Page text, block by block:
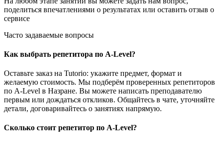
поделиться впечатлениями о результатах или оставить отзыв о
сервисе
Часто задаваемые вопросы
Как выбрать репетитора по A-Level?
Оставьте заказ на Tutorio: укажите предмет, формат и
желаемую стоимость. Мы подберём проверенных репетиторов
по A-Level в Назране. Вы можете написать преподавателю
первым или дождаться откликов. Общайтесь в чате, уточняйте
детали, договаривайтесь о занятиях напрямую.
Сколько стоит репетитор по A-Level?